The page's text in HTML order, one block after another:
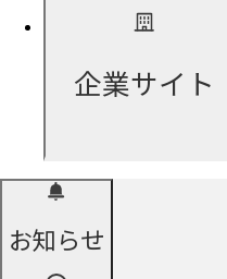
企業サイト
お知らせ